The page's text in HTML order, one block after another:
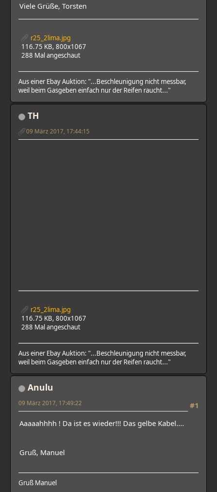
Viele Grüße, Torsten
r25_2lima.jpg
116.75 KB, 800x1067
288 Mal angeschaut
Aus einer Ebay Auktion: "...Beschleunigung nicht messbar,
weil beim Gasgeben einfach nur der Reifen raucht..."
TH
09 März 2017, 17:44:15
r25_2lima.jpg
116.75 KB, 800x1067
288 Mal angeschaut
Aus einer Ebay Auktion: "...Beschleunigung nicht messbar,
weil beim Gasgeben einfach nur der Reifen raucht..."
Anulu
#1
09 März 2017, 17:49:22
Aaaaahhhh ! Da ist es wieder!!! Das gelbe Kabel....
Gruß, Manuel
Gruß Manuel